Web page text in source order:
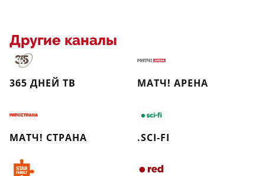
Другие каналы
365 ДНЕЙ ТВ МАТЧ! АРЕНА
МАТЧ! СТРАНА .SCI-FI